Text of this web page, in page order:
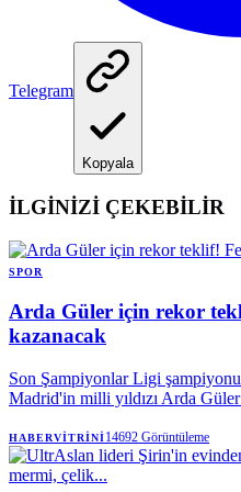
Telegram
Kopyala
İLGİNİZİ ÇEKEBİLİR
SPOR
Arda Güler için rekor
kazanacak
Son Şampiyonlar Ligi
Madrid'in milli yıldızı Arda
sürüldü. Haberde, transferin
yüzde 20'lik pay sebebiyle
koyacağı belirtildi.
HABERVITRINI14692 Görüntüleme